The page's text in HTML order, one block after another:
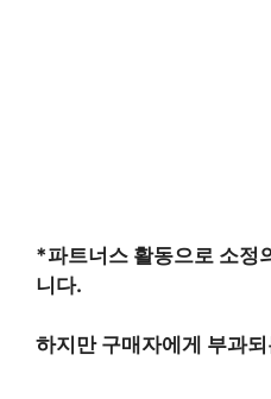
*파트너스 활동으로 소정
니다.
하지만 구매자에게 부과